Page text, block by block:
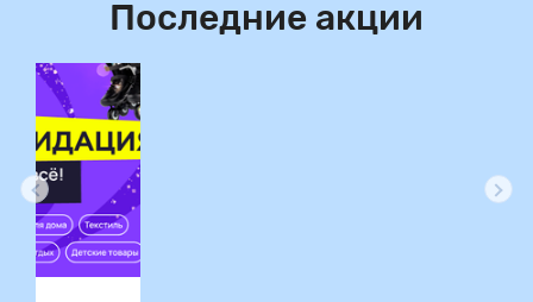
Последние акции